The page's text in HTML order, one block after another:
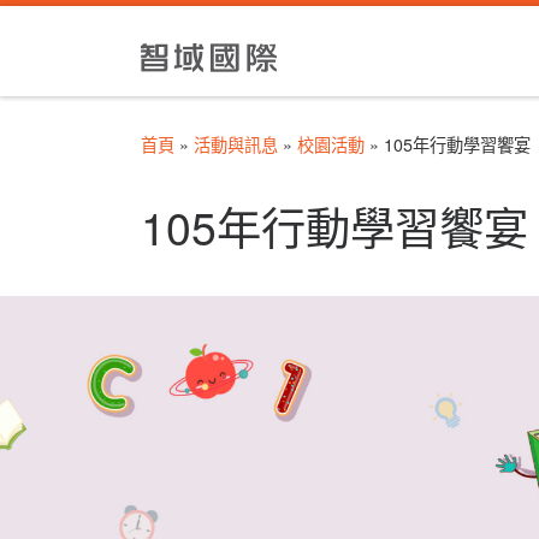
首頁 » 活動與訊息 » 校園活動 » 105年行動學習饗宴
105年行動學習饗宴